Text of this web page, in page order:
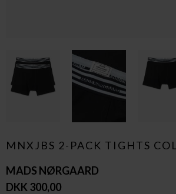
MNXJBS 2-PACK TIGHTS
MADS NØRGAARD
DKK 300,00